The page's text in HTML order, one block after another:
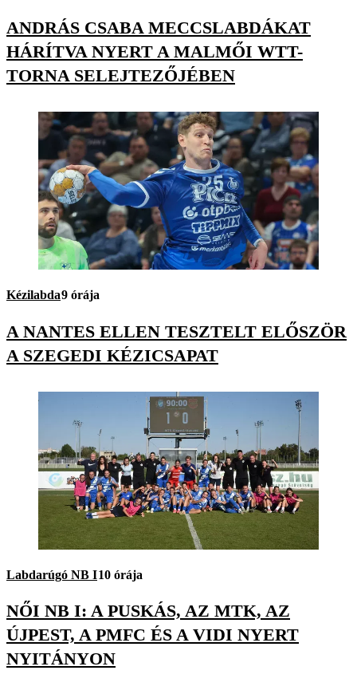
ANDRÁS CSABA MECCSLABDÁKAT
HÁRÍTVA NYERT A MALMŐI WTT-
TORNA SELEJTEZŐJÉBEN
Kézilabda9 órája
A NANTES ELLEN TESZTELT ELŐSZÖR
A SZEGEDI KÉZICSAPAT
Labdarúgó NB I10 órája
NŐI NB I: A PUSKÁS, AZ MTK, AZ
ÚJPEST, A PMFC ÉS A VIDI NYERT
NYITÁNYON